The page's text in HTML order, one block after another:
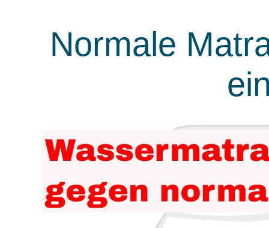
Normale